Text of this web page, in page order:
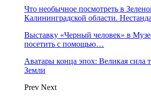
Что необычное посмотреть в
Калининградской области.
Выставку «Черный человек» в
посетить с помощью…
Аватары конца эпох: Великая сила
Земли
Prev Next